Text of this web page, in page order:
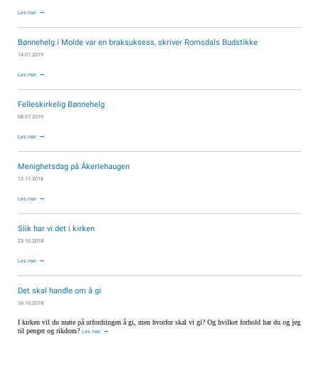
Les mer
Bønnehelg i Molde var en braksuksess, skriver Romsdals Budstikke
14.01.2019
Les mer
Felleskirkelig Bønnehelg
08.01.2019
Les mer
Menighetsdag på Åkerlehaugen
13.11.2018
Les mer
Slik har vi det i kirken
23.10.2018
Les mer
Det skal handle om å gi
16.10.2018
I kirken vil du møte på utfordringen å gi, men hvorfor skal vi gi? Og hvilket forhold har du og jeg
til penger og rikdom? Les mer